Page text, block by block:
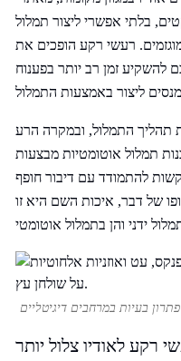
בלתי אפשרי ליצור תמלול
רעשי רקע הופכים את
זמן רב יותר בפענוח
התמלול, ובמקרה הרע
תמלול אוטומטיות מבצעות
להתמודד עם דיבור חופף
של דבר, איכות השם היא זו